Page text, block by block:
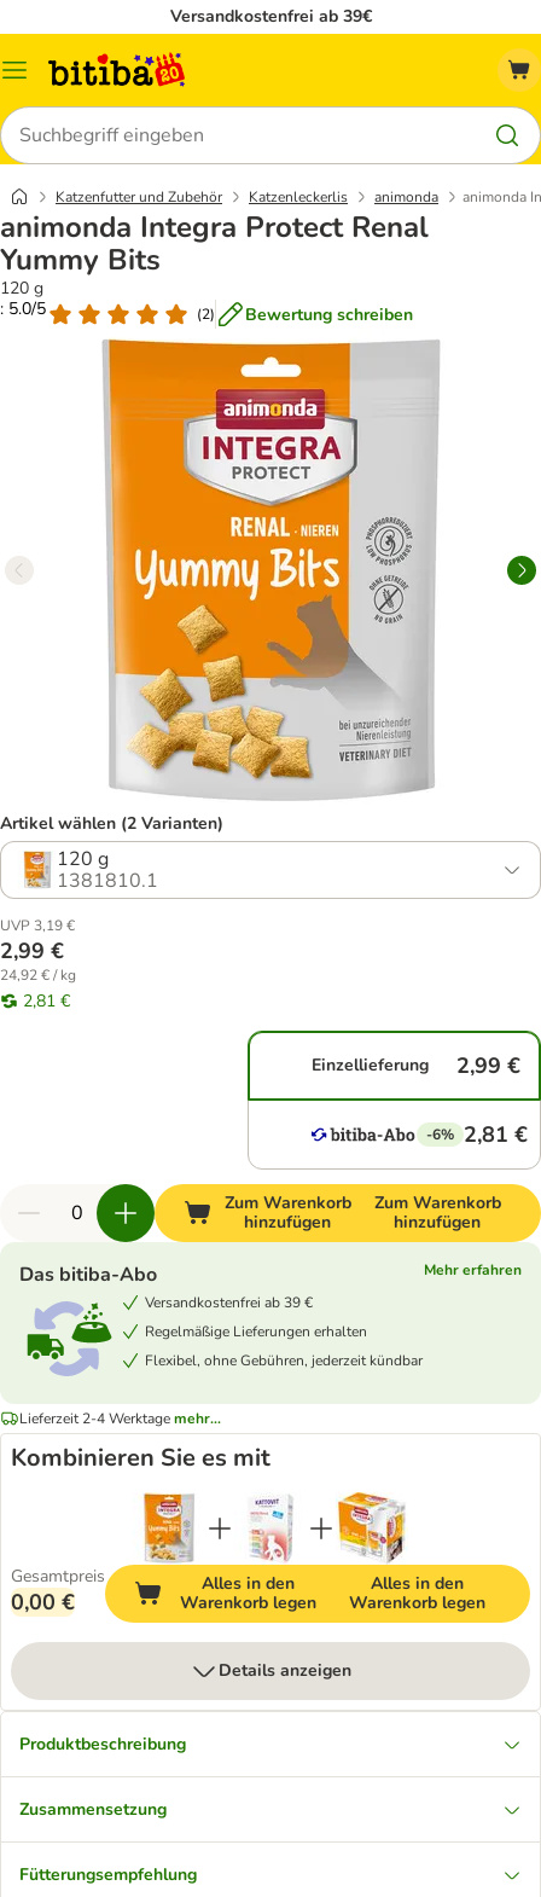
Versandkostenfrei ab 39€
Menü
Suchen
Katzenfutter und Zubehör Katzenleckerlis animonda animonda
animonda Integra Protect Renal
Yummy Bits
120 g
: 5.0/5
(2) Bewertung schreiben
Artikel wählen (2 Varianten)
120 g
1381810.1
UVP 3,19 €
2,99 €
24,92 € / kg
2,81 €
Einzellieferung 2,99 €
-6% 2,81 €
Zum Warenkorb
hinzufügen
Zum Warenkorb
hinzufügen
Das bitiba-Abo
Mehr erfahren
Versandkostenfrei ab 39 €
Regelmäßige Lieferungen erhalten
Flexibel, ohne Gebühren, jederzeit kündbar
Lieferzeit 2-4 Werktagemehr...
Kombinieren Sie es mit
Gesamtpreis
0,00 €
Alles in den
Warenkorb legen
Alles in den
Warenkorb legen
Details anzeigen
Produktbeschreibung
Zusammensetzung
Fütterungsempfehlung